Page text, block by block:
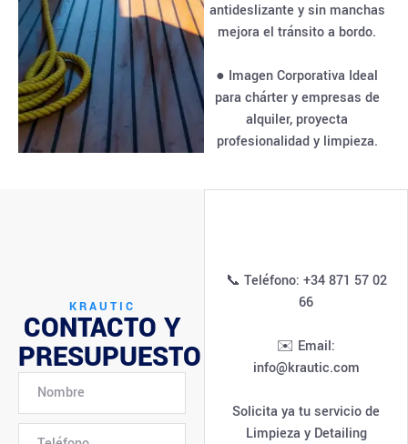
antideslizante y sin manchas
mejora el tránsito a bordo.
● Imagen Corporativa Ideal
para chárter y empresas de
alquiler, proyecta
profesionalidad y limpieza.
KRAUTIC
CONTACTO Y
PRESUPUESTO
📞 Teléfono: +34 871 57 02
66
✉️ Email:
info@krautic.com
Solicita ya tu servicio de
Limpieza y Detailing